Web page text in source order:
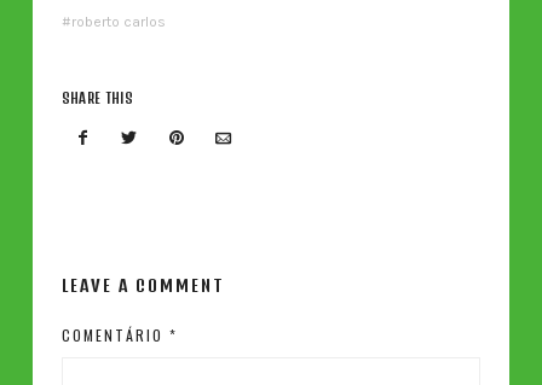
roberto carlos
SHARE THIS
LEAVE A COMMENT
COMENTÁRIO *